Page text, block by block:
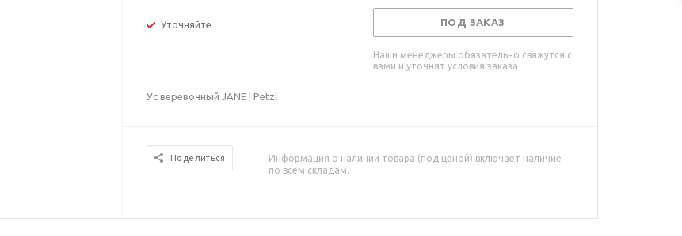
Уточняйте ПОД ЗАКАЗ
Наши менеджеры обязательно свяжутся с
вами и уточнят условия заказа
Ус веревочный JANE | Petzl
Поделиться
Информация о наличии товара (под ценой) включает наличие
по всем складам.